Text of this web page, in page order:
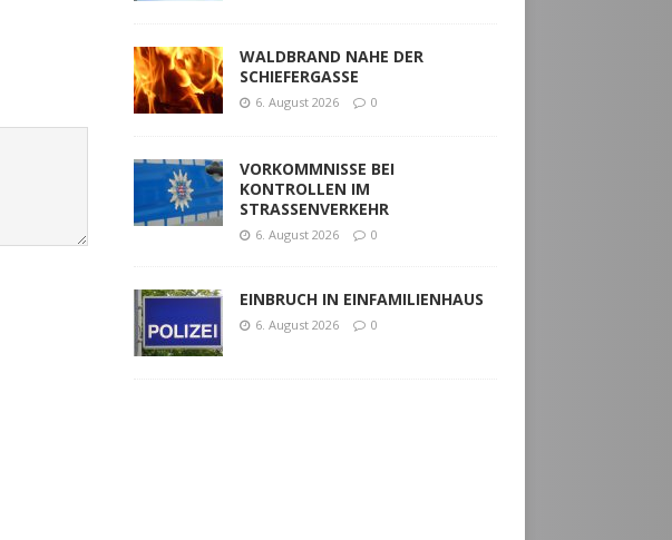
WALDBRAND NAHE DER
SCHIEFERGASSE
6. August 2026 0
VORKOMMNISSE BEI
KONTROLLEN IM
STRASSENVERKEHR
6. August 2026 0
EINBRUCH IN EINFAMILIENHAUS
6. August 2026 0